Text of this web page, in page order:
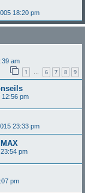
18:20 pm
am
1 … 6 7 8 9
12:56 pm
23:33 pm
pm
pm